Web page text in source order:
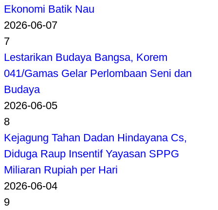
Ekonomi Batik Nau
2026-06-07
7
Lestarikan Budaya Bangsa, Korem
041/Gamas Gelar Perlombaan Seni dan
Budaya
2026-06-05
8
Kejagung Tahan Dadan Hindayana Cs,
Diduga Raup Insentif Yayasan SPPG
Miliaran Rupiah per Hari
2026-06-04
9